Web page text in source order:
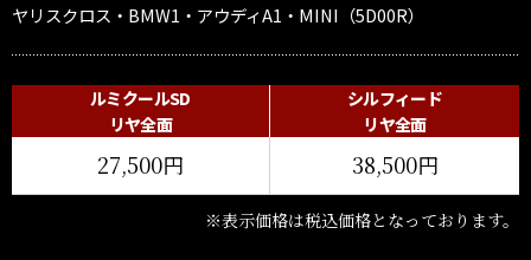
ヤリスクロス・BMW1・アウディA1・MINI（5D00R）
ルミクールSD
リヤ全面
シルフィード
リヤ全面
27,500円 38,500円
※表示価格は税込価格となっております。